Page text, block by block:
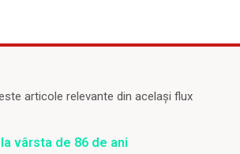
articole relevante din același flux
vârsta de 86 de ani